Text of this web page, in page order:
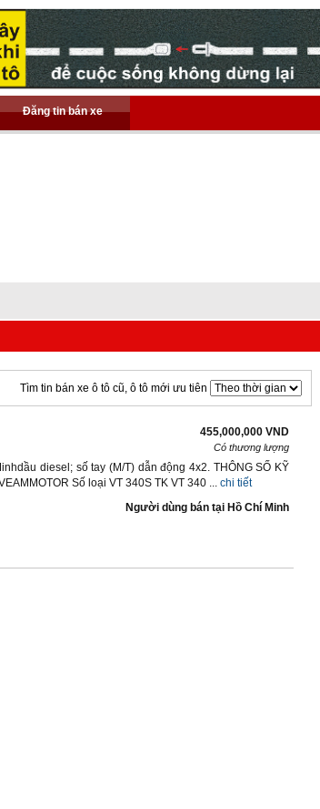
Đăng tin bán xe
Tìm tin bán xe ô tô cũ, ô tô mới ưu tiên
455,000,000 VND
Có thương lượng
diesel; số tay (M/T) dẫn động 4x2. THÔNG SỐ KỸ
Số loại VT 340S TK VT 340 ... chi tiết
Người dùng bán tại Hồ Chí Minh